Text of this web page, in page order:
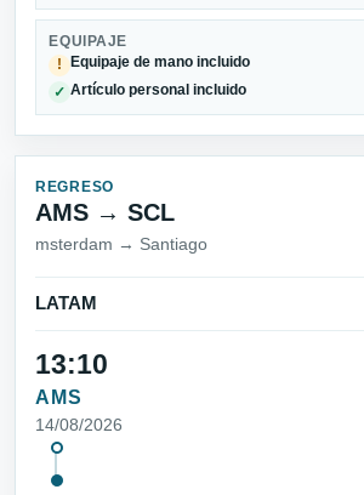
EQUIPAJE
!
Equipaje de mano incluido
✓ Artículo personal incluido
REGRESO
AMS → SCL
msterdam → Santiago
LATAM
13:10
AMS
14/08/2026